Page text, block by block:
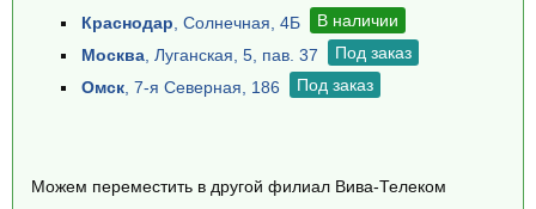
Краснодар , Солнечная, 4Б
В наличии
Москва , Луганская, 5, пав. 37
Под заказ
Омск , 7-я Северная, 186 Под заказ
Можем переместить в другой филиал Вива-Телеком